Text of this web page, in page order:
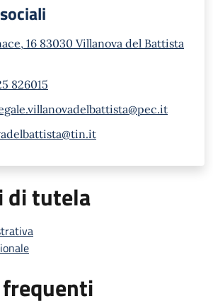
16 83030 Villanova del Battista
826015
di tutela